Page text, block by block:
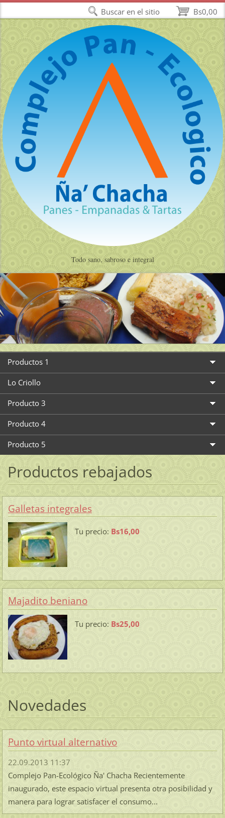
Todo sano, sabroso e integral
Productos 1
Lo Criollo
Producto 3
Producto 4
Producto 5
Productos rebajados
Galletas integrales
Tu precio: Bs16,00
Majadito beniano
Tu precio: Bs25,00
Novedades
Punto virtual alternativo
22.09.2013 11:37
Complejo Pan-Ecológico Ña' Chacha Recientemente
inaugurado, este espacio virtual presenta otra posibilidad y
manera para lograr satisfacer el consumo...
Bs0,00
Buscar en el sitio